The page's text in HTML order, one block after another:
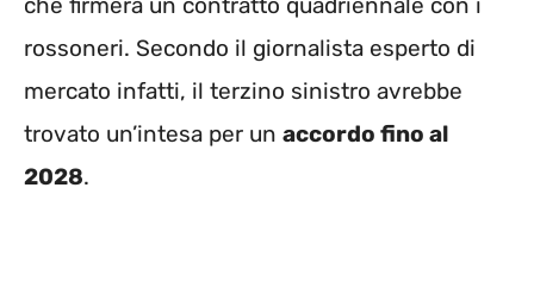
rossoneri. Secondo il giornalista esperto di
mercato infatti, il terzino sinistro avrebbe
trovato un’intesa per un accordo fino al
2028.